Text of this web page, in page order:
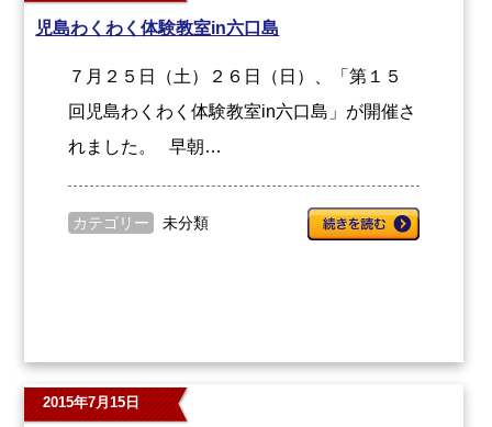
児島わくわく体験教室in六口島
７月２５日（土）２６日（日）、「第１５
回児島わくわく体験教室in六口島」が開催さ
れました。 早朝…
カテゴリー 未分類
2015年7月15日